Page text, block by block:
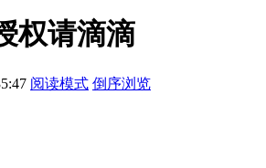
权请滴滴
阅读模式 倒序浏览